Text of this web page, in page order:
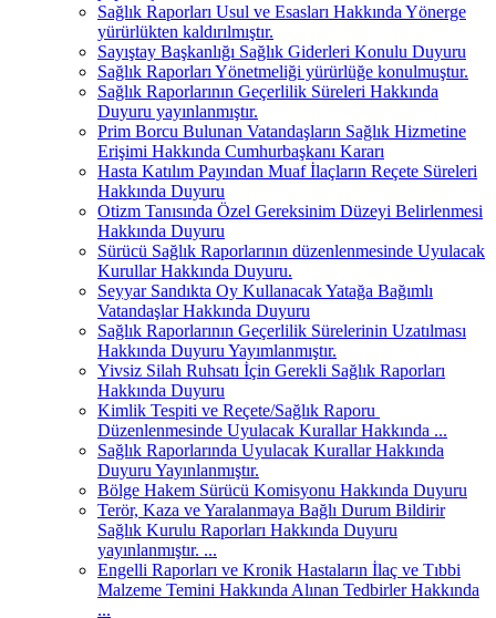
Sağlık Raporları Usul ve Esasları Hakkında Yönerge
yürürlükten kaldırılmıştır.
Sayıştay Başkanlığı Sağlık Giderleri Konulu Duyuru
Sağlık Raporları Yönetmeliği yürürlüğe konulmuştur.
Sağlık Raporlarının Geçerlilik Süreleri Hakkında
Duyuru yayınlanmıştır.
Prim Borcu Bulunan Vatandaşların Sağlık Hizmetine
Erişimi Hakkında Cumhurbaşkanı Kararı
Hasta Katılım Payından Muaf İlaçların Reçete Süreleri
Hakkında Duyuru
Otizm Tanısında Özel Gereksinim Düzeyi Belirlenmesi
Hakkında Duyuru
Sürücü Sağlık Raporlarının düzenlenmesinde Uyulacak
Kurullar Hakkında Duyuru.
Seyyar Sandıkta Oy Kullanacak Yatağa Bağımlı
Vatandaşlar Hakkında Duyuru
Sağlık Raporlarının Geçerlilik Sürelerinin Uzatılması
Hakkında Duyuru Yayımlanmıştır.
Yivsiz Silah Ruhsatı İçin Gerekli Sağlık Raporları
Hakkında Duyuru
Kimlik Tespiti ve Reçete/Sağlık Raporu
Düzenlenmesinde Uyulacak Kurallar Hakkında ...
Sağlık Raporlarında Uyulacak Kurallar Hakkında
Duyuru Yayınlanmıştır.
Bölge Hakem Sürücü Komisyonu Hakkında Duyuru
Terör, Kaza ve Yaralanmaya Bağlı Durum Bildirir
Sağlık Kurulu Raporları Hakkında Duyuru
yayınlanmıştır. ...
Engelli Raporları ve Kronik Hastaların İlaç ve Tıbbi
Malzeme Temini Hakkında Alınan Tedbirler Hakkında
...